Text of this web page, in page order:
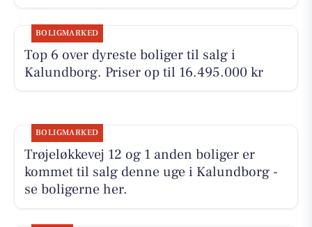
BOLIGMARKED
Top 6 over dyreste boliger til salg i
Kalundborg. Priser op til 16.495.000 kr
BOLIGMARKED
Trøjeløkkevej 12 og 1 anden boliger er
kommet til salg denne uge i Kalundborg -
se boligerne her.